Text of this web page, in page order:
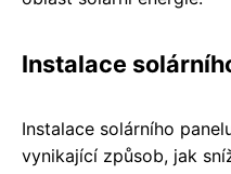
Instalace
Instalace solárního
vynikající způsob, jak